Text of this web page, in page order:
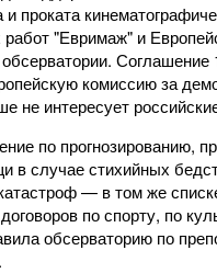
и проката
"Евримаж" и
Соглашение
комиссию за
не интересует
по прогнозированию,
в случае стихийных
— в том же
по спорту, по
обсерваторию по